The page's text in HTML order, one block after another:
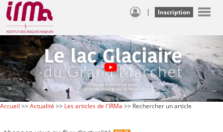
| Inscription
Accueil >>Actualité >> Les articles de l'IRMa >> Rechercher un article